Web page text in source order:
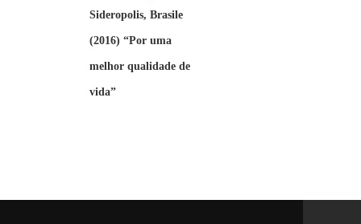
Sideropolis, Brasile
(2016) “Por uma
melhor qualidade de
vida”